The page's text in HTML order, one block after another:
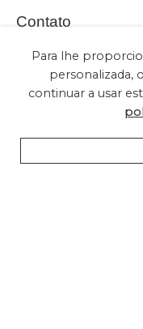
Contato
(+55) 11 2028-2616
Para lhe
personalizada,
continuar a usar